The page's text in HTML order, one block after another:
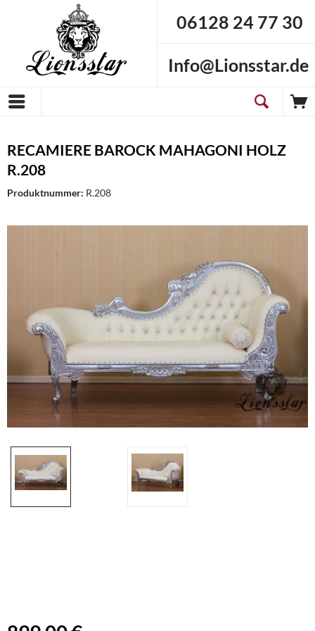
06128 24 77 30
Info@Lionsstar.de
RECAMIERE BAROCK MAHAGONI HOLZ
R.208
Produktnummer: R.208